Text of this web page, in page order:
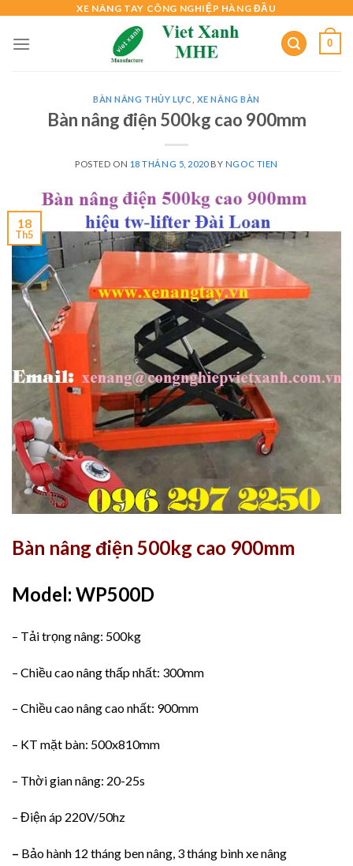
content
XE NÂNG TAY CÔNG NGHIỆP HÀNG ĐẦU
0
BÀN NÂNG THỦY LỰC XE NÂNG BÀN
Bàn nâng điện 500kg cao 900mm
POSTED ON 18 THÁNG 5, 2020BY NGOC TIEN
18
Th5
Bàn nâng điện 500kg cao 900mm
Model: WP500D
– Tải trọng nâng: 500kg
– Chiều cao nâng thấp nhất: 300mm
– Chiều cao nâng cao nhất: 900mm
– KT mặt bàn: 500x810mm
– Thời gian nâng: 20-25s
– Điện áp 220V/50hz
– Bảo hành 12 tháng ben nâng, 3 tháng bình xe nâng